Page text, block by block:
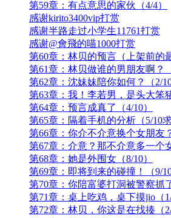
第59章：有点意思的家伙（4/4）
感谢kirito3400vip打赏
感谢半路走过小学生11761打赏
感谢@會飛的喵1000打赏
第60章：林贝的预言（上架前的
第61章：林贝做谁的男朋友啊？
第62章：沈妹妹陪你如何？（2/
第63章：我！李若男，是头大笨
第64章：预言成真了（4/10）
第65章：隔着手机的分析（5/10
第66章：你介不介意换个女朋友
第67章：介意？那不介意多一个
第68章：她是外围女（8/10）
第69章：即将到来的碰撞！（9/
第70章：你陪富婆打洞被警察抓
第71章：桌上吃鸡，桌下摸jio（1/
第72章：林贝，你这是在找揍（